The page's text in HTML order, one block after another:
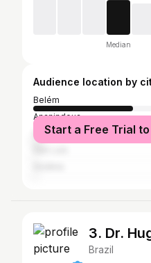
Median
Audience location by
Belém
Ananindeua
São Paulo
Start a Free Trial
3. Dr.
Brazil